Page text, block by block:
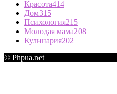
Красота414
Дом315
Психология215
Молодая мама208
Кулинария202
© Phpua.net